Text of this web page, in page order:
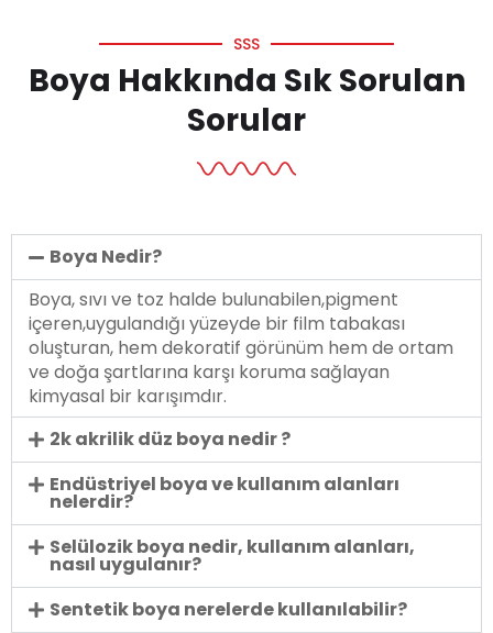
SSS
Boya Hakkında Sık Sorulan
Sorular
Boya Nedir?
Boya, sıvı ve toz halde bulunabilen,pigment
içeren,uygulandığı yüzeyde bir film tabakası
oluşturan, hem dekoratif görünüm hem de ortam
ve doğa şartlarına karşı koruma sağlayan
kimyasal bir karışımdır.
2k akrilik düz boya nedir ?
Endüstriyel boya ve kullanım alanları
nelerdir?
Selülozik boya nedir, kullanım alanları,
nasıl uygulanır?
Sentetik boya nerelerde kullanılabilir?